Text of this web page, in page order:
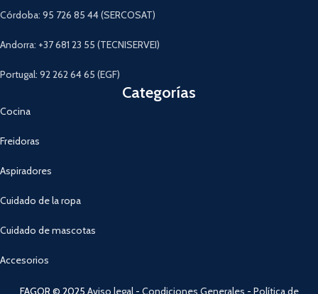
Córdoba: 95 726 85 44 (SERCOSAT)
Andorra: +37 681 23 55 (TECNISERVEI)
Portugal: 92 262 64 65 (EGF)
Categorías
Cocina
Freidoras
Aspiradores
Cuidado de la ropa
Cuidado de mascotas
Accesorios
FAGOR © 2025 Aviso legal- Condiciones Generales - Política de